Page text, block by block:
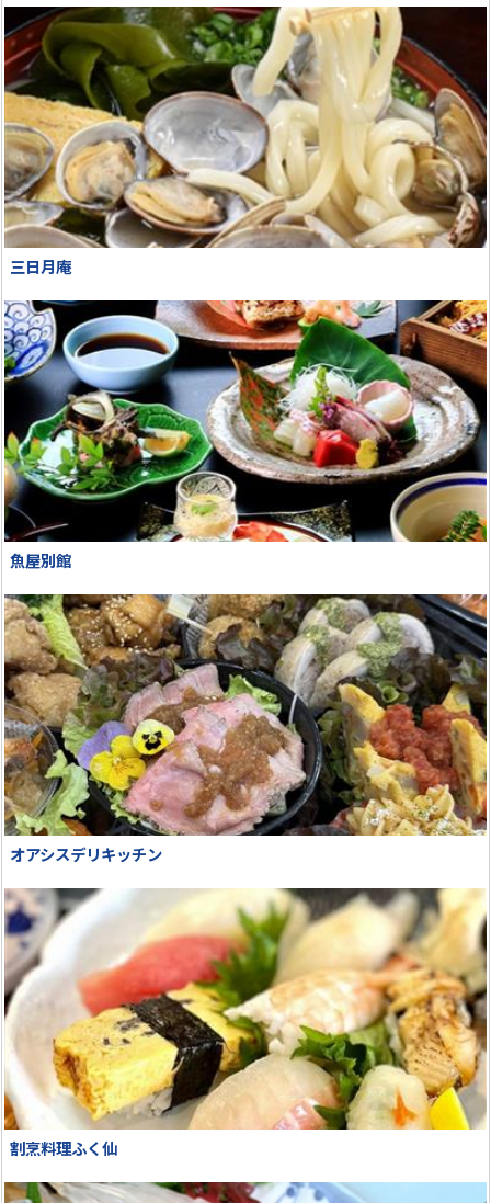
三日月庵
魚屋別館
オアシスデリキッチン
割烹料理ふく仙